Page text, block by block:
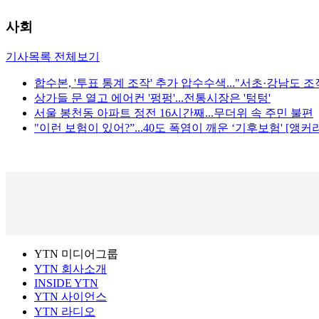
사회
기사목록 전체보기
합수본, '투표 통계 조작' 추가 압수수색..."서초·강남도 조
상가들 문 열고 에어컨 '펑펑'...전통시장은 '텅텅'
서울 봉천동 아파트 정전 16시간째...무더위 속 주민 불편
"이런 보험이 있어?”...40도 폭염이 깨운 ‘기후보험' [앵커
YTN 미디어그룹
YTN 회사소개
INSIDE YTN
YTN 사이언스
YTN 라디오